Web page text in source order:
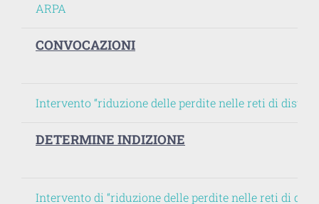
ARPA
CONVOCAZIONI
Intervento “riduzione delle perdite nelle reti di
DETERMINE INDIZIONE
Intervento di “riduzione delle perdite nelle reti di